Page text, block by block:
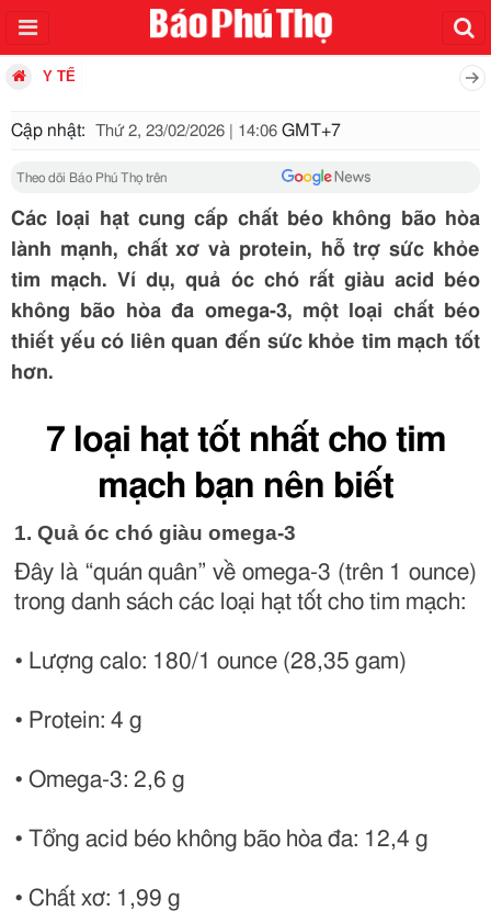
Y TẾ
Cập nhật: Thứ 2, 23/02/2026 | 14:06 GMT+7
Theo dõi Báo Phú Thọ trên
Các loại hạt cung cấp chất béo không bão hòa
lành mạnh, chất xơ và protein, hỗ trợ sức khỏe
tim mạch. Ví dụ, quả óc chó rất giàu acid béo
không bão hòa đa omega-3, một loại chất béo
thiết yếu có liên quan đến sức khỏe tim mạch tốt
hơn.
7 loại hạt tốt nhất cho tim
mạch bạn nên biết
1. Quả óc chó giàu omega-3
Đây là “quán quân” về omega-3 (trên 1 ounce)
trong danh sách các loại hạt tốt cho tim mạch:
• Lượng calo: 180/1 ounce (28,35 gam)
• Protein: 4 g
• Omega-3: 2,6 g
• Tổng acid béo không bão hòa đa: 12,4 g
• Chất xơ: 1,99 g